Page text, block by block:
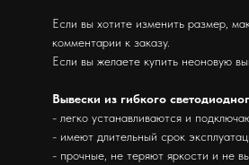
Если вы хотите изменить размер,
комментарии к заказу.
Если вы желаете купить неоновую
Вывески из гибкого
- легко устанавливаются и
- имеют длительный срок
- прочные, не теряют яркости и не